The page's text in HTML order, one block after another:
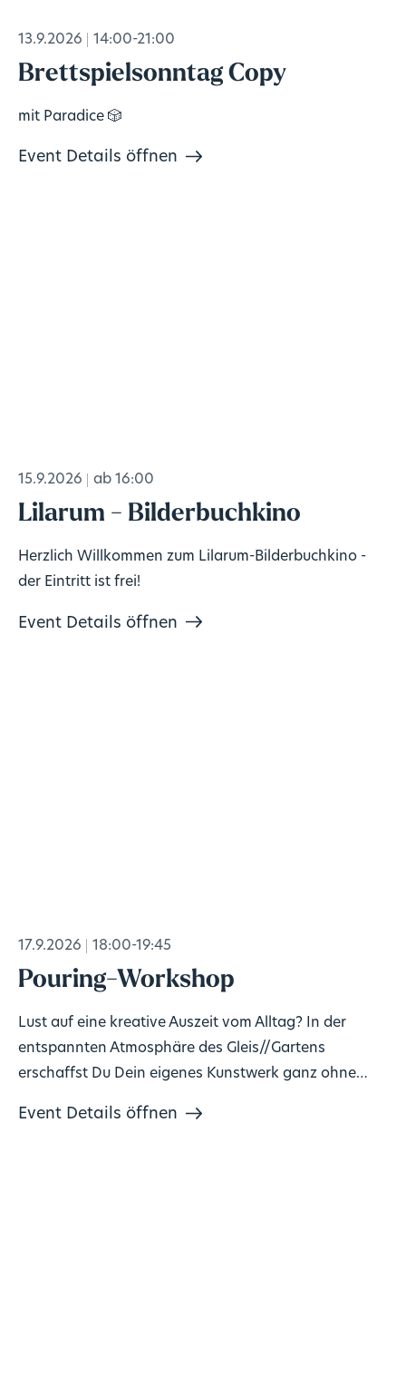
13.9.2026 14:00-21:00
Brettspielsonntag Copy
mit Paradice 🎲
Event Details öffnen
15.9.2026 ab 16:00
Lilarum - Bilderbuchkino
Herzlich Willkommen zum Lilarum-Bilderbuchkino -
der Eintritt ist frei!
Event Details öffnen
17.9.2026 18:00-19:45
Pouring-Workshop
Lust auf eine kreative Auszeit vom Alltag? In der
entspannten Atmosphäre des Gleis//Gartens
erschaffst Du Dein eigenes Kunstwerk ganz ohne
Event Details öffnen